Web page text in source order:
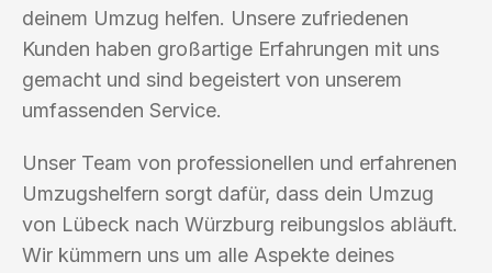
deinem Umzug helfen. Unsere zufriedenen
Kunden haben großartige Erfahrungen mit uns
gemacht und sind begeistert von unserem
umfassenden Service.
Unser Team von professionellen und erfahrenen
Umzugshelfern sorgt dafür, dass dein Umzug
von Lübeck nach Würzburg reibungslos abläuft.
Wir kümmern uns um alle Aspekte deines